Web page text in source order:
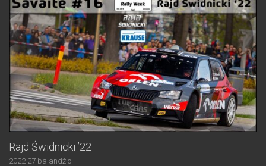
Rajd Świdnicki ’22
2022 27 balandžio